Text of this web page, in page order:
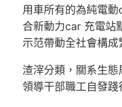
用車所有的為純電
合新動力car 充電站
示范帶動全社會構成
渣滓分類，關系生
領導干部職工自發踐